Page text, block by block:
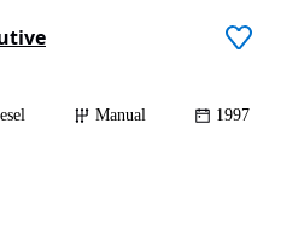
Manual 1997